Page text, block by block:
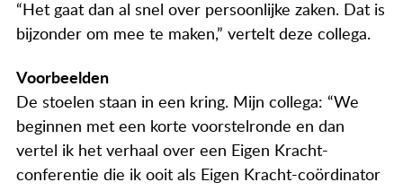
“Het gaat dan al snel over persoonlijke zaken. Dat is
bijzonder om mee te maken,” vertelt deze collega.
Voorbeelden
De stoelen staan in een kring. Mijn collega: “We
beginnen met een korte voorstelronde en dan
vertel ik het verhaal over een Eigen Kracht-
conferentie die ik ooit als Eigen Kracht-coördinator